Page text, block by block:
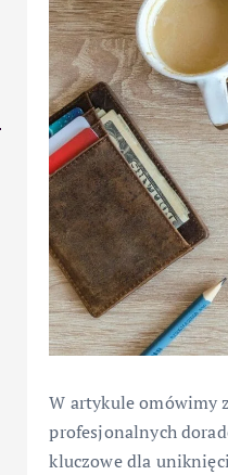
W artykule omówimy
profesjonalnych
kluczowe dla